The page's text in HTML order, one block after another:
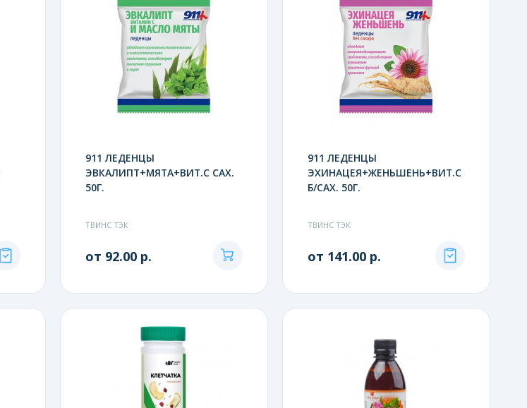
911 ЛЕДЕНЦЫ
ЭВКАЛИПТ+МЯТА+ВИТ.С САХ.
50Г.
ТВИНС ТЭК
от 92.00 р.
911 ЛЕДЕНЦЫ
ЭХИНАЦЕЯ+ЖЕНЬШЕНЬ+ВИТ.С
Б/САХ. 50Г.
ТВИНС ТЭК
от 141.00 р.